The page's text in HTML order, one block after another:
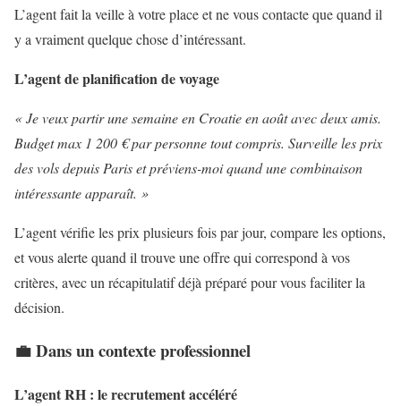
L’agent fait la veille à votre place et ne vous contacte que quand il
y a vraiment quelque chose d’intéressant.
L’agent de planification de voyage
« Je veux partir une semaine en Croatie en août avec deux amis.
Budget max 1 200 € par personne tout compris. Surveille les prix
des vols depuis Paris et préviens-moi quand une combinaison
intéressante apparaît. »
L’agent vérifie les prix plusieurs fois par jour, compare les options,
et vous alerte quand il trouve une offre qui correspond à vos
critères, avec un récapitulatif déjà préparé pour vous faciliter la
décision.
💼 Dans un contexte professionnel
L’agent RH : le recrutement accéléré